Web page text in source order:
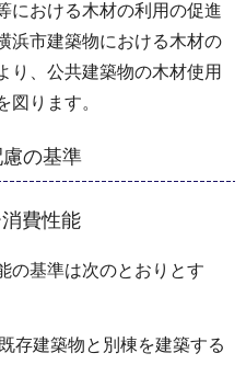
における木材の利用の促進
浜市建築物における木材の
り、公共建築物の木材使用
図ります。
の基準
費性能
の基準は次のとおりとす
建築物と別棟を建築する